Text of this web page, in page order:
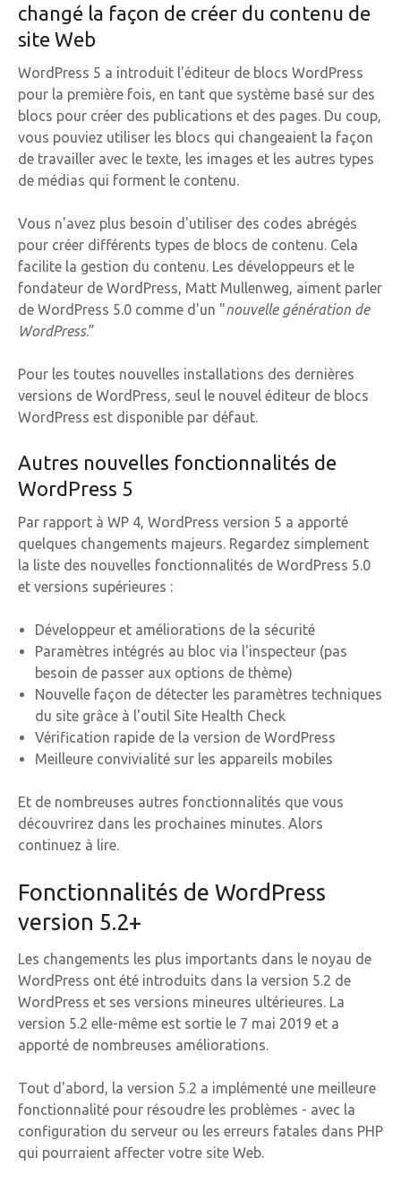
changé la façon de créer du contenu de
site Web
WordPress 5 a introduit l'éditeur de blocs WordPress
pour la première fois, en tant que système basé sur des
blocs pour créer des publications et des pages. Du coup,
vous pouviez utiliser les blocs qui changeaient la façon
de travailler avec le texte, les images et les autres types
de médias qui forment le contenu.
Vous n'avez plus besoin d'utiliser des codes abrégés
pour créer différents types de blocs de contenu. Cela
facilite la gestion du contenu. Les développeurs et le
fondateur de WordPress, Matt Mullenweg, aiment parler
de WordPress 5.0 comme d'un "nouvelle génération de
WordPress.”
Pour les toutes nouvelles installations des dernières
versions de WordPress, seul le nouvel éditeur de blocs
WordPress est disponible par défaut.
Autres nouvelles fonctionnalités de
WordPress 5
Par rapport à WP 4, WordPress version 5 a apporté
quelques changements majeurs. Regardez simplement
la liste des nouvelles fonctionnalités de WordPress 5.0
et versions supérieures :
Développeur et améliorations de la sécurité
Paramètres intégrés au bloc via l'inspecteur (pas
besoin de passer aux options de thème)
Nouvelle façon de détecter les paramètres techniques
du site grâce à l'outil Site Health Check
Vérification rapide de la version de WordPress
Meilleure convivialité sur les appareils mobiles
Et de nombreuses autres fonctionnalités que vous
découvrirez dans les prochaines minutes. Alors
continuez à lire.
Fonctionnalités de WordPress
version 5.2+
Les changements les plus importants dans le noyau de
WordPress ont été introduits dans la version 5.2 de
WordPress et ses versions mineures ultérieures. La
version 5.2 elle-même est sortie le 7 mai 2019 et a
apporté de nombreuses améliorations.
Tout d'abord, la version 5.2 a implémenté une meilleure
fonctionnalité pour résoudre les problèmes - avec la
configuration du serveur ou les erreurs fatales dans PHP
qui pourraient affecter votre site Web.